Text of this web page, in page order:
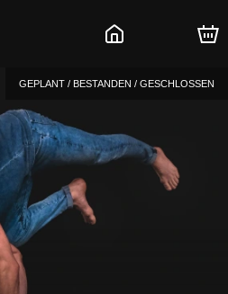
GEPLANT / BESTANDEN / GESCHLOSSEN